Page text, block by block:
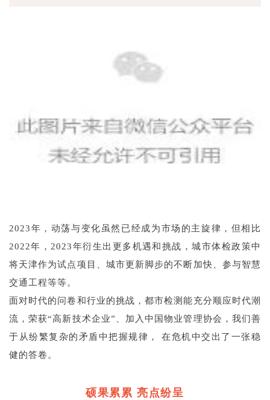
2023年，动荡与变化虽然已经成为市场的主旋律，但相比
2022年，2023年衍生出更多机遇和挑战，城市体检政策中
将天津作为试点项目、城市更新脚步的不断加快、参与智慧
交通工程等等。
面对时代的问卷和行业的挑战，都市检测能充分顺应时代潮
流，荣获“高新技术企业”、加入中国物业管理协会，我们善
于从纷繁复杂的矛盾中把握规律， 在危机中交出了一张稳
健的答卷。
硕果累累 亮点纷呈